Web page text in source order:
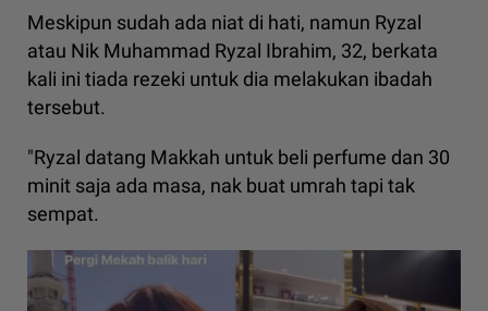
Meskipun sudah ada niat di hati, namun Ryzal
atau Nik Muhammad Ryzal Ibrahim, 32, berkata
kali ini tiada rezeki untuk dia melakukan ibadah
tersebut.
"Ryzal datang Makkah untuk beli perfume dan 30
minit saja ada masa, nak buat umrah tapi tak
sempat.